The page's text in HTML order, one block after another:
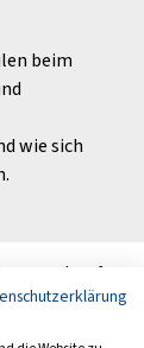
beim
wie sich
uns auch auf